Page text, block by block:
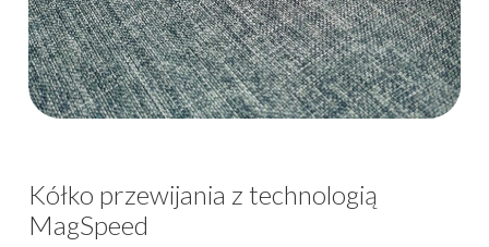
Kółko przewijania z technologią
MagSpeed